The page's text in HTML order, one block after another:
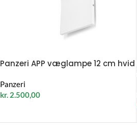
Panzeri APP væglampe 12 cm hvid
Panzeri
kr. 2.500,00